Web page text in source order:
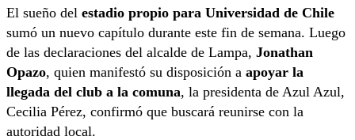
El sueño del estadio propio para Universidad de Chile
sumó un nuevo capítulo durante este fin de semana. Luego
de las declaraciones del alcalde de Lampa, Jonathan
Opazo, quien manifestó su disposición a apoyar la
llegada del club a la comuna, la presidenta de Azul Azul,
Cecilia Pérez, confirmó que buscará reunirse con la
autoridad local.